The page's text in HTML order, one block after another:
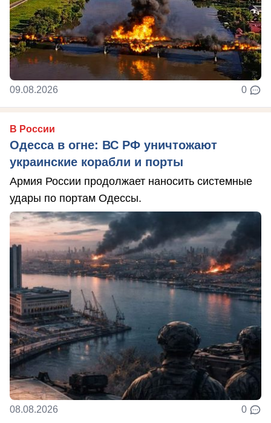
09.08.2026 0
В России
Одесса в огне: ВС РФ уничтожают
украинские корабли и порты
Армия России продолжает наносить системные
удары по портам Одессы.
08.08.2026 0